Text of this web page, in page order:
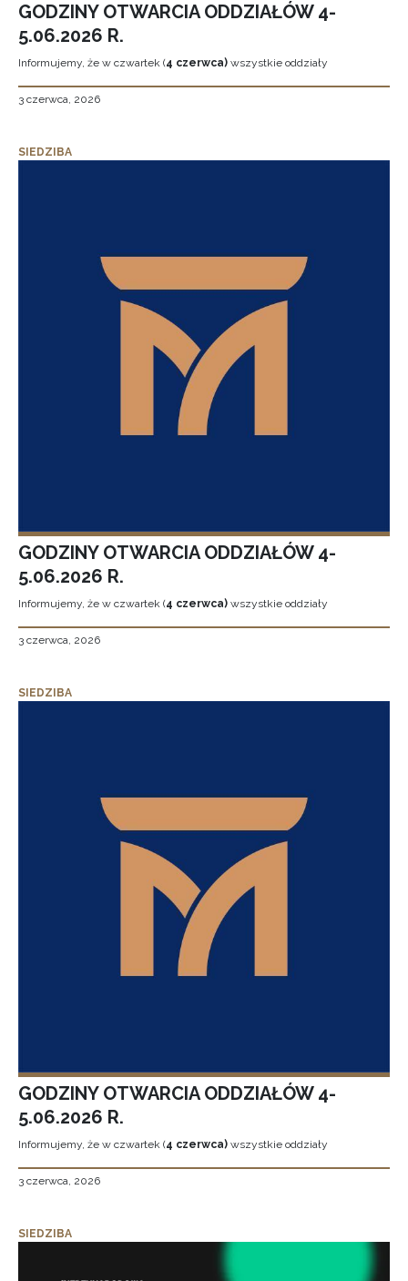
GODZINY OTWARCIA ODDZIAŁÓW 4-
5.06.2026 R.
Informujemy, że w czwartek (4 czerwca) wszystkie oddziały
3 czerwca, 2026
SIEDZIBA
GODZINY OTWARCIA ODDZIAŁÓW 4-
5.06.2026 R.
Informujemy, że w czwartek (4 czerwca) wszystkie oddziały
3 czerwca, 2026
SIEDZIBA
GODZINY OTWARCIA ODDZIAŁÓW 4-
5.06.2026 R.
Informujemy, że w czwartek (4 czerwca) wszystkie oddziały
3 czerwca, 2026
SIEDZIBA